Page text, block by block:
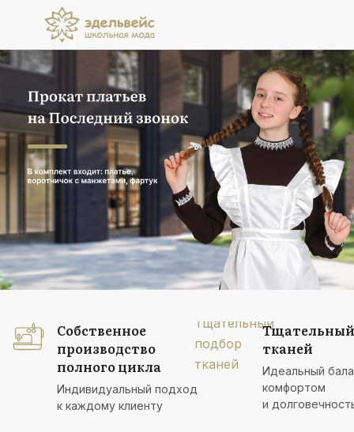
Прокат платьев
на Последний звонок
В комплект входит: платье, воротничок
с манжетами, фартук
Подробнее
Собственное
производство
полного цикла
Индивидуальный подход
к каждому клиенту
тканей
Идеальный
комфортом
и